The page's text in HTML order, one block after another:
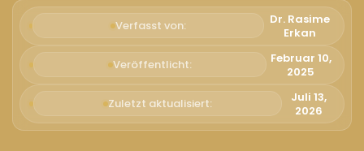
Türkçe
Italiano
Română
Русский
Verfasst von:
Dr. Rasime
Erkan
Veröffentlicht:
Februar 10,
2025
Zuletzt aktualisiert:
Juli 13,
2026